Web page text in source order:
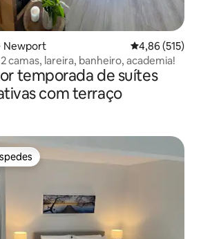
Newport 4,86 de uma
4,86 (515)
camas, lareira, banheiro, academia!
temporada de suítes
com terraço
dos hóspedes